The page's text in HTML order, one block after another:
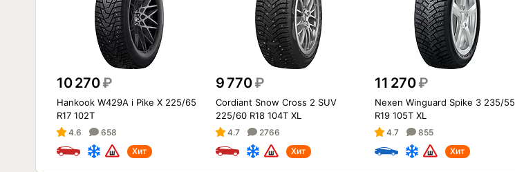
10 270₽
Hankook W429A i Pike X 225/65
R17 102T
4.6
658
Хит
9 770₽
Cordiant Snow Cross 2 SUV
225/60 R18 104T XL
4.7
2766
Хит
11 270₽
Nexen Winguard Spike 3 235/55
R19 105T XL
4.7
855
Хит